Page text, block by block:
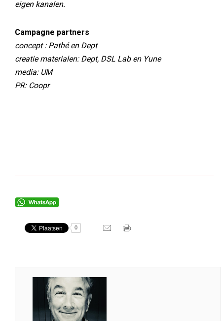
eigen kanalen.
Campagne partners
concept : Pathé en Dept
creatie materialen: Dept, DSL Lab en Yune
media: UM
PR: Coopr
0